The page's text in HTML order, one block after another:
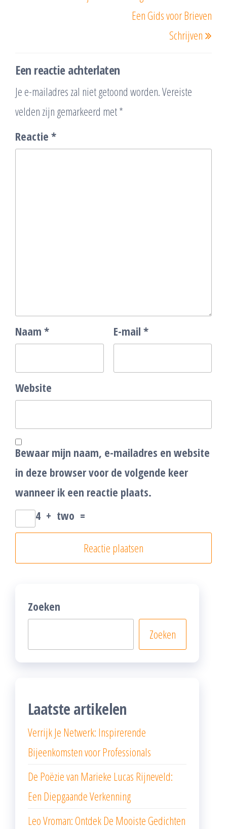
Een Gids voor Brieven
Schrijven
Een reactie achterlaten
Je e-mailadres zal niet getoond worden.Vereiste
velden zijn gemarkeerd met*
Reactie *
Naam * E-mail *
Website
Bewaar mijn naam, e-mailadres en website
in deze browser voor de volgende keer
wanneer ik een reactie plaats.
4 + two =
Zoeken
Zoeken
Laatste artikelen
Verrijk Je Netwerk: Inspirerende
Bijeenkomsten voor Professionals
De Poëzie van Marieke Lucas Rijneveld:
Een Diepgaande Verkenning
Leo Vroman: Ontdek De Mooiste Gedichten